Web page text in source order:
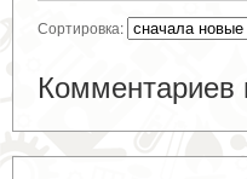
Сортировка:
Комментариев